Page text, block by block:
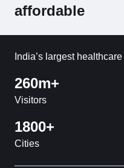
affordable
India’s largest
260m+
Visitors
1800+
Cities